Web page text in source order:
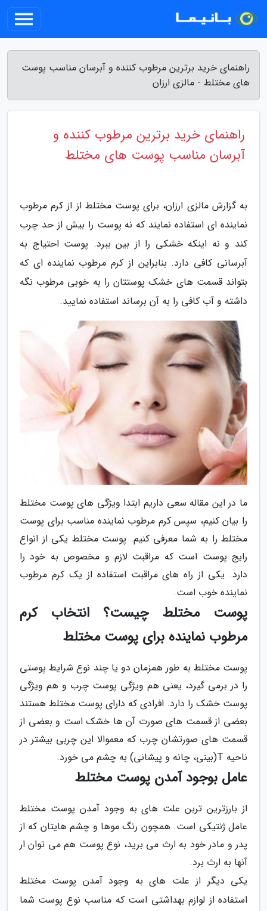
راهنمای خرید برترین مرطوب کننده و آبرسان مناسب پوست
های مختلط - مالزی ارزان
راهنمای خرید برترین مرطوب کننده و
آبرسان مناسب پوست های مختلط
به گزارش مالزی ارزان، برای پوست مختلط از از کرم مرطوب
نماینده ای استفاده نمایند که نه پوست را بیش از حد چرب
کند و نه اینکه خشکی را از بین ببرد. پوست احتیاج به
آبرسانی کافی دارد. بنابراین از کرم مرطوب نماینده ای که
بتواند قسمت های خشک پوستتان را به خوبی مرطوب نگه
داشته و آب کافی را به آن برساند استفاده نمایید.
ما در این مقاله سعی داریم ابتدا ویژگی های پوست مختلط
را بیان کنیم، سپس کرم مرطوب نماینده مناسب برای پوست
مختلط را به شما معرفی کنیم. پوست مختلط یکی از انواع
رایج پوست است که مراقبت لازم و مخصوص به خود را
دارد. یکی از راه های مراقبت استفاده از یک کرم مرطوب
نماینده خوب است.
پوست مختلط چیست؟ انتخاب کرم
مرطوب نماینده برای پوست مختلط
پوست مختلط به طور همزمان دو یا چند نوع شرایط پوستی
را در برمی گیرد، یعنی هم ویژگی پوست چرب و هم ویژگی
پوست خشک را دارد. افرادی که دارای پوست مختلط هستند
بعضی از قسمت های صورت آن ها خشک است و بعضی از
قسمت های صورتشان چرب که معموالا این چربی بیشتر در
ناحیه T(بینی، چانه و پیشانی) به چشم می خورد.
عامل بوجود آمدن پوست مختلط
از بارزترین تربن علت های به وجود آمدن پوست مختلط
عامل ژنتیکی است. همچون رنگ موها و چشم هایتان که از
پدر و مادر خود به ارث می برید، نوع پوست هم می توان ار
آنها به ارث برد.
یکی دیگر از علت های به وجود آمدن پوست مختلط
استفاده از لوازم بهداشتی است که مناسب نوع پوست شما